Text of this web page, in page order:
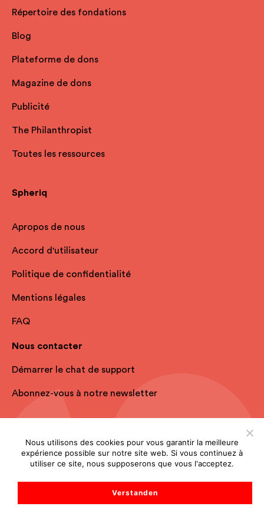
Répertoire des fondations
Blog
Plateforme de dons
Magazine de dons
Publicité
The Philanthropist
Toutes les ressources
Spheriq
Apropos de nous
Accord d'utilisateur
Politique de confidentialité
Mentions légales
FAQ
Nous contacter
Démarrer le chat de support
Abonnez-vous à notre newsletter
Nous utilisons des cookies pour vous garantir la meilleure
expérience possible sur notre site web. Si vous continuez à
utiliser ce site, nous supposerons que vous l'acceptez.
Verstanden